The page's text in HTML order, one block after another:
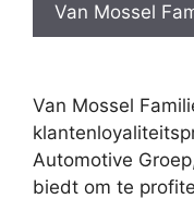
Van Mossel
Van Mossel
Automotive
biedt om te